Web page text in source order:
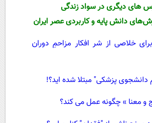
های دیگری درسواد زندگی
دانش پایه و کاربردی عصر ایران
برای خلاصی از شر افکار مزاحمِ دوران
دانشجوی پزشکی" مبتلا شده اید؟!
و معنا » چگونه عمل می کند؟